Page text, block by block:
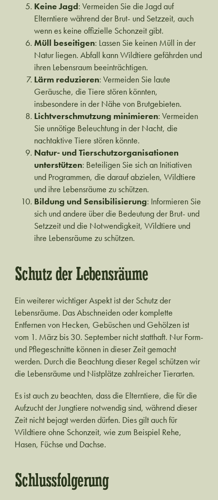
Keine Jagd: Vermeiden Sie die Jagd auf
Elterntiere während der Brut- und Setzzeit, auch
wenn es keine offizielle Schonzeit gibt.
Müll beseitigen: Lassen Sie keinen Müll in der
Natur liegen. Abfall kann Wildtiere gefährden und
ihren Lebensraum beeinträchtigen.
Lärm reduzieren: Vermeiden Sie laute
Geräusche, die Tiere stören könnten,
insbesondere in der Nähe von Brutgebieten.
Lichtverschmutzung minimieren: Vermeiden
Sie unnötige Beleuchtung in der Nacht, die
nachtaktive Tiere stören könnte.
Natur- und Tierschutzorganisationen
unterstützen: Beteiligen Sie sich an Initiativen
und Programmen, die darauf abzielen, Wildtiere
und ihre Lebensräume zu schützen.
Bildung und Sensibilisierung: Informieren Sie
sich und andere über die Bedeutung der Brut- und
Setzzeit und die Notwendigkeit, Wildtiere und
ihre Lebensräume zu schützen.
Schutz der Lebensräume
Ein weiterer wichtiger Aspekt ist der Schutz der
Lebensräume. Das Abschneiden oder komplette
Entfernen von Hecken, Gebüschen und Gehölzen ist
vom 1. März bis 30. September nicht statthaft. Nur Form-
und Pflegeschnitte können in dieser Zeit gemacht
werden. Durch die Beachtung dieser Regel schützen wir
die Lebensräume und Nistplätze zahlreicher Tierarten.
Es ist auch zu beachten, dass die Elterntiere, die für die
Aufzucht der Jungtiere notwendig sind, während dieser
Zeit nicht bejagt werden dürfen. Dies gilt auch für
Wildtiere ohne Schonzeit, wie zum Beispiel Rehe,
Hasen, Füchse und Dachse.
Schlussfolgerung